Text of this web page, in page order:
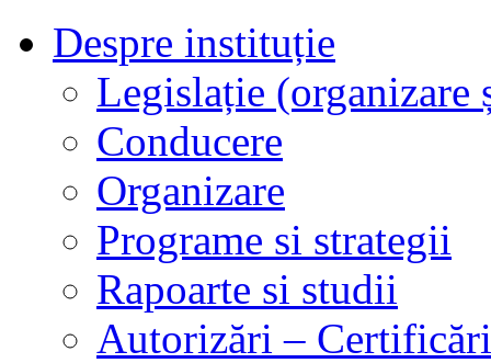
Despre instituție
Legislație
Conducere
Organizare
Programe si strategii
Rapoarte si studii
Autorizări –